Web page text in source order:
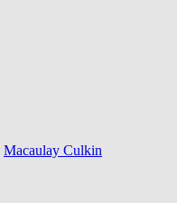
Macaulay Culkin